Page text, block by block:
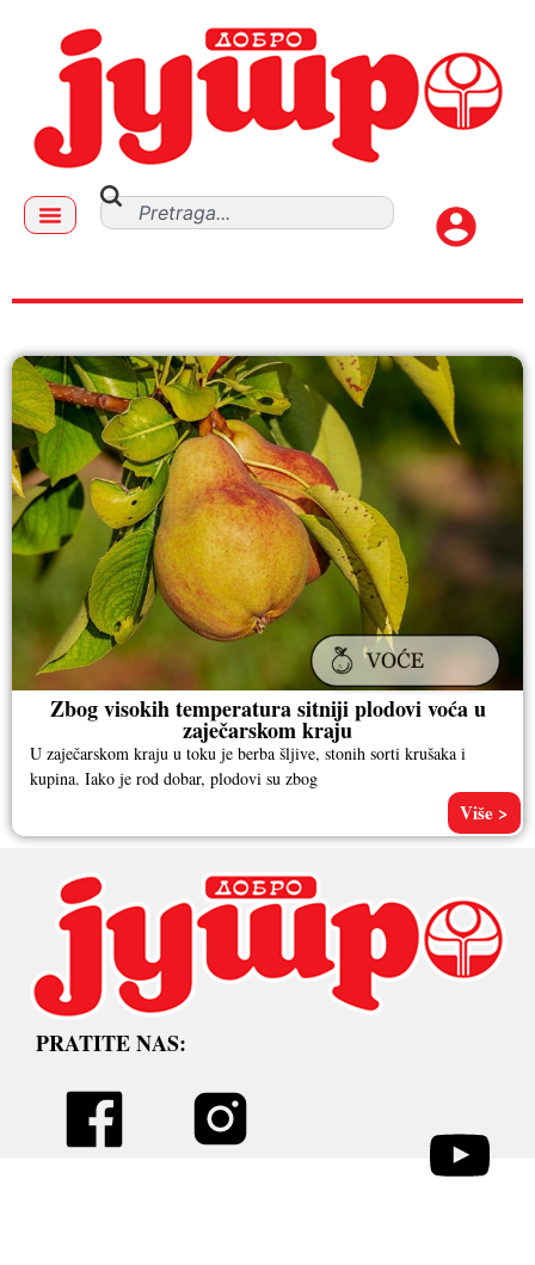
zaječar
Zbog visokih temperatura sitniji plodovi voća u
zaječarskom kraju
U zaječarskom kraju u toku je berba šljive, stonih sorti krušaka i
kupina. Iako je rod dobar, plodovi su zbog
Više >
PRATITE NAS: